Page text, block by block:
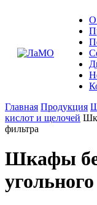
О
Главная Продукция
кислот и щелочей
фильтра
Шкафы